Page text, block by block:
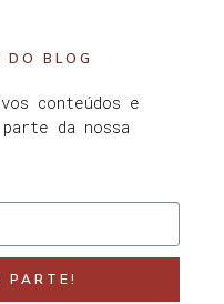
DO BLOG
conteúdos e
da nossa
PARTE!